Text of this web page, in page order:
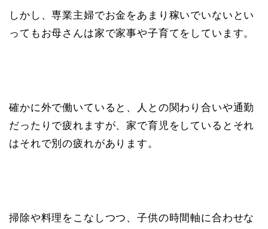
しかし、専業主婦でお金をあまり稼いでいないとい
ってもお母さんは家で家事や子育てをしています。
確かに外で働いていると、人との関わり合いや通勤
だったりで疲れますが、家で育児をしているとそれ
はそれで別の疲れがあります。
掃除や料理をこなしつつ、子供の時間軸に合わせな